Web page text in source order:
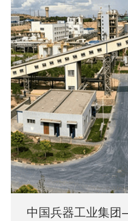
中国兵器工业集